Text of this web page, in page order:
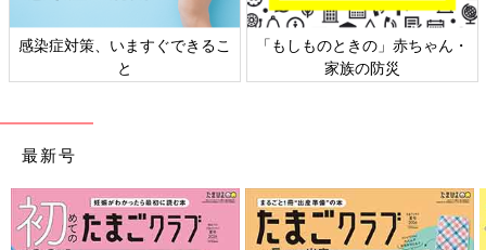
出典：Instagramアカウント「sayo_kurashi_」
ァイル ミニミニタイプ」。約7×11×2cm（縦×横×マチ）とコン
パクトながら、クーポン券や常備薬、ばんそうこう、ヘアゴムな
どをまとめて入れられるのだそう。じゃばら式で6つに仕切られ
ており、見やすくて取り出しやすい点も気に入っているようです
♪
感染症対策、いますぐできるこ
と
「もしものときの」赤ちゃん・
家族の防災
最新号